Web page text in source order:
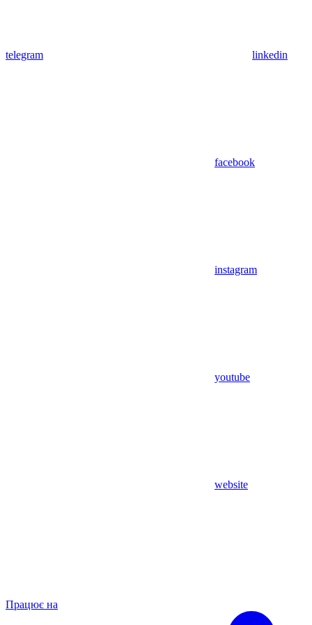
telegram linkedin
facebook
instagram
youtube
website
Працює на